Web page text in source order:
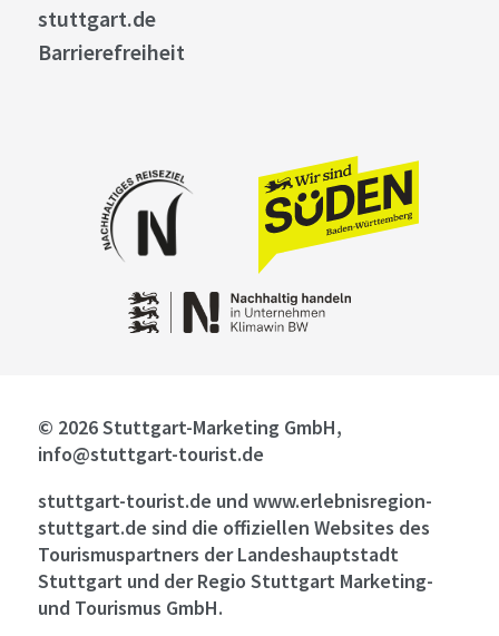
stuttgart.de
Barrierefreiheit
© 2026 Stuttgart-Marketing GmbH,
info@stuttgart-tourist.de
stuttgart-tourist.de und www.erlebnisregion-
stuttgart.de sind die offiziellen Websites des
Tourismuspartners der Landeshauptstadt
Stuttgart und der Regio Stuttgart Marketing-
und Tourismus GmbH.